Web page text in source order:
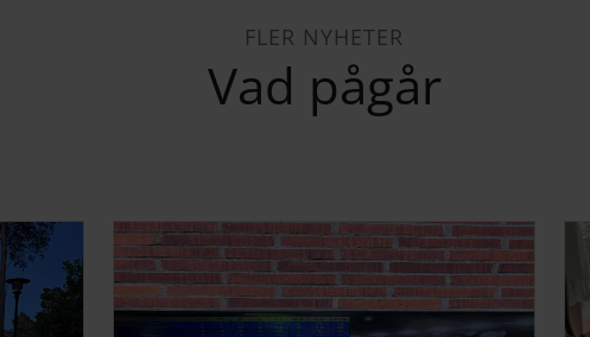
FLER NYHETER
Vad pågår